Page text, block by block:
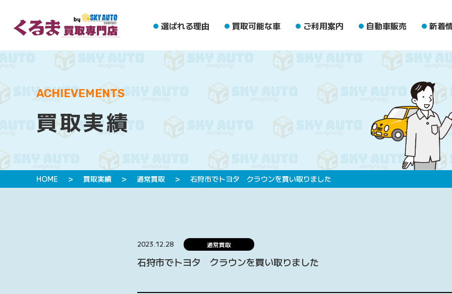
選ばれる理由 買取可能な車 ご利用案内 自動車販売 新着
ACHIEVEMENTS
買取実績
HOME > 買取実績 > 通常買取 > 石狩市でトヨタ クラウンを買い取りました
2023.12.28 通常買取
石狩市でトヨタ クラウンを買い取りました